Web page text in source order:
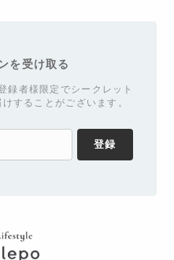
を受け取る
録者様限定でシークレット
することがございます。
登録